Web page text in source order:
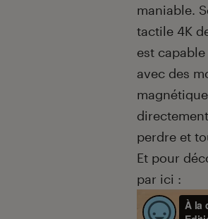
maniable.
tactile 4K
est
avec des
perdre et
Et pour
par ici :